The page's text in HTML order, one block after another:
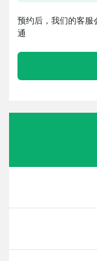
预约后，我们的客服
通